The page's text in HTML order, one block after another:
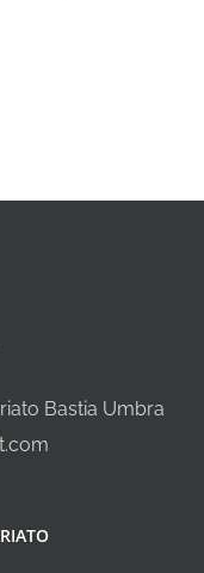
Bastia Umbra